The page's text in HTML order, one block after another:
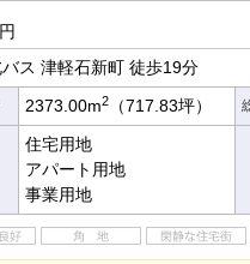
ス 津軽石新町 徒歩19分
2373.00m2 （717.83坪）
住宅用地
アパート用地
事業用地